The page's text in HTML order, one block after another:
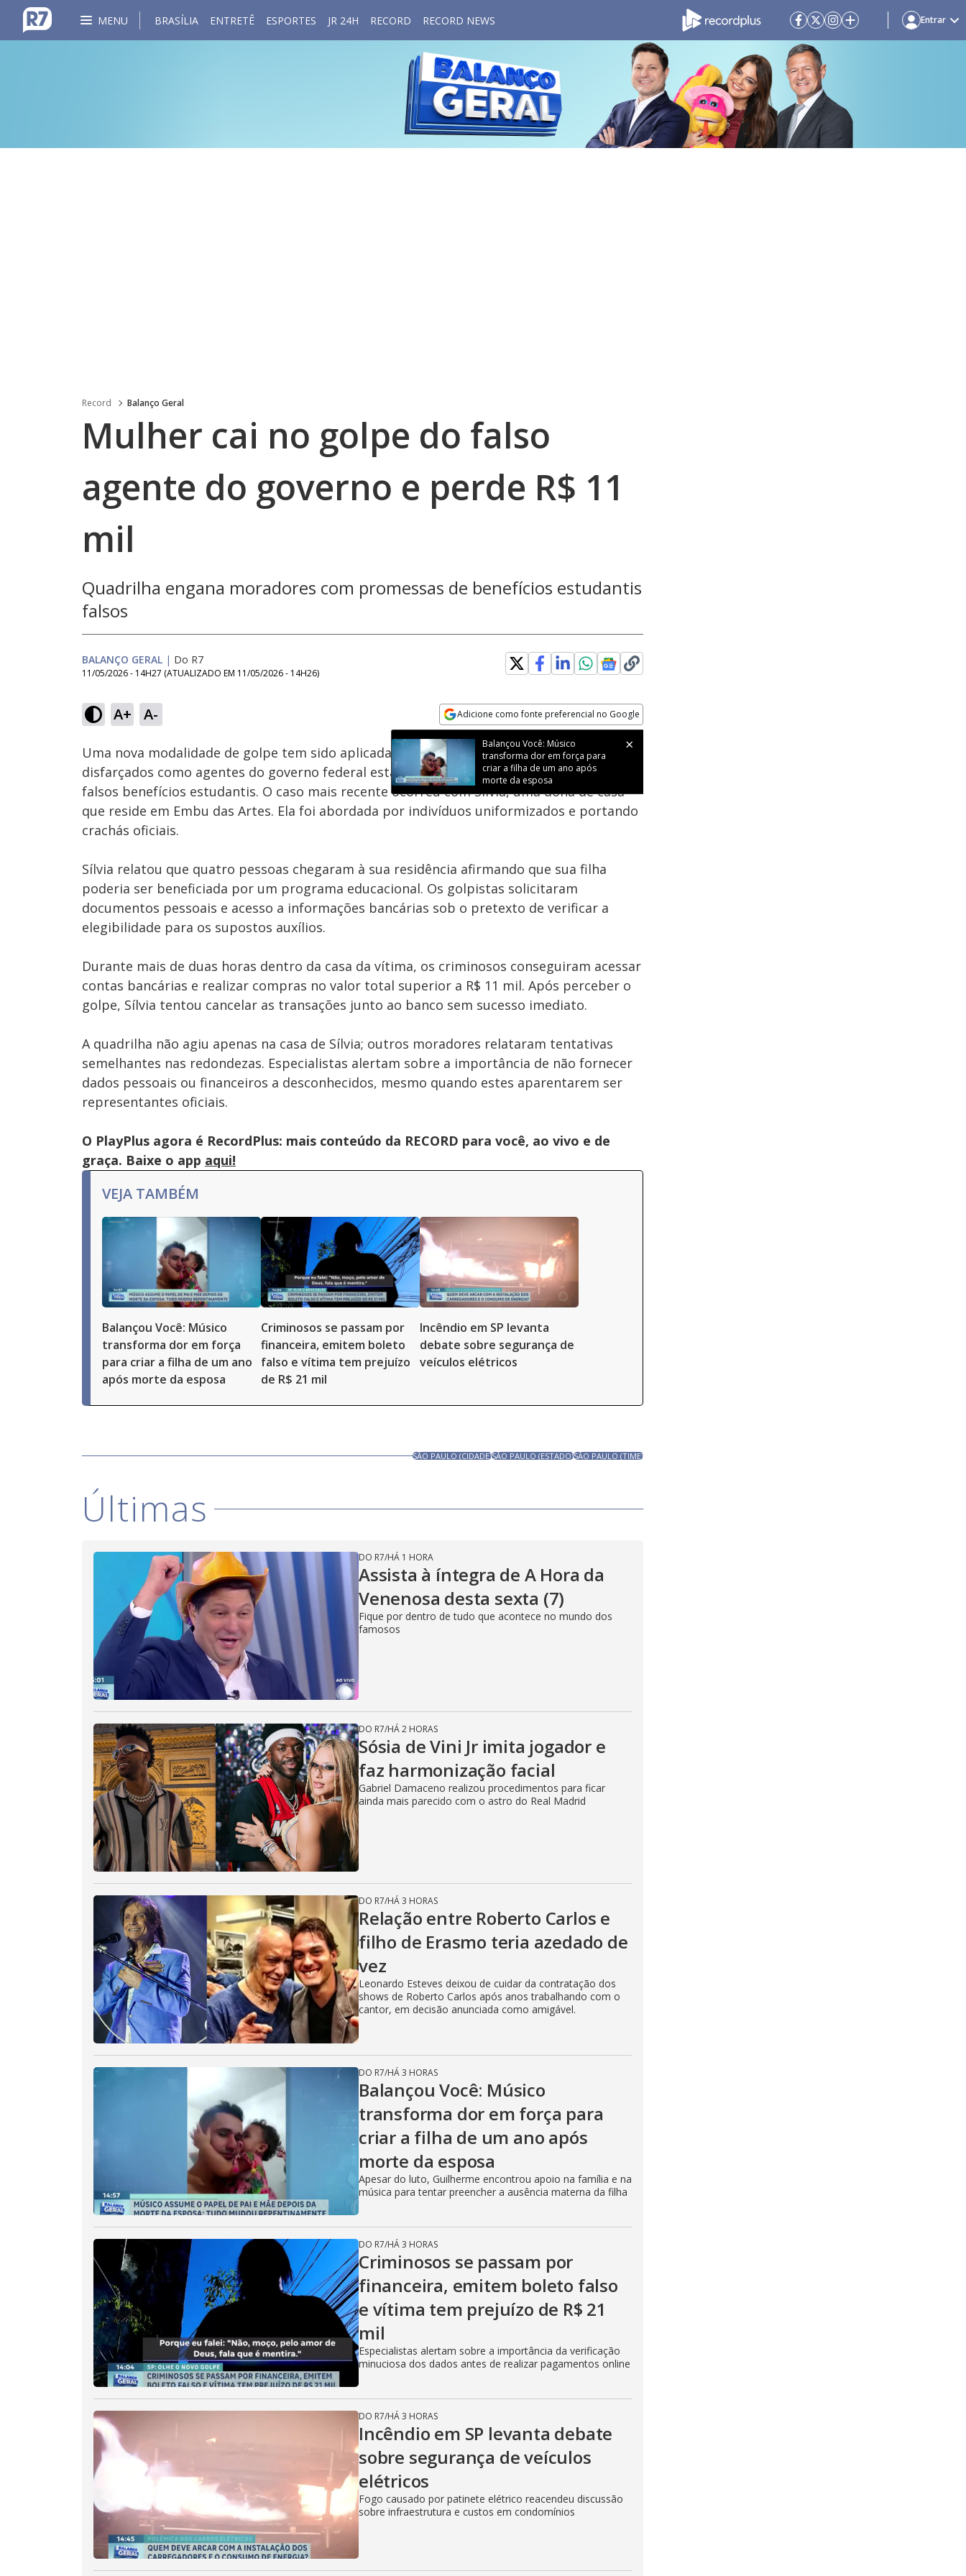
MENU BRASÍLIA ENTRETÊ ESPORTES JR 24H RECORD RECORD NEWS Entrar
Record Balanço Geral
Mulher cai no golpe do falso
agente do governo e perde R$ 11
mil
Quadrilha engana moradores com promessas de benefícios estudantis
falsos
BALANÇO GERAL | Do R7
11/05/2026 - 14H27 (ATUALIZADO EM 11/05/2026 - 14H26)
A+ A- Adicione como fonte preferencial no Google
Opens in new window
Balançou Você: Músico
transforma dor em força para
criar a filha de um ano após
morte da esposa
Ativar
Som
16.62%
Velocidade
Uma nova modalidade de golpe tem sido aplicada na GrandeSão Paulo. Criminosos
disfarçados como agentes do governo federal estão enganando moradores ao oferecerem
falsos benefícios estudantis. O caso mais recente ocorreu com Sílvia, uma dona de casa
que reside em Embu das Artes. Ela foi abordada por indivíduos uniformizados e portando
crachás oficiais.
Sílvia relatou que quatro pessoas chegaram à sua residência afirmando que sua filha
poderia ser beneficiada por um programa educacional. Os golpistas solicitaram
documentos pessoais e acesso a informações bancárias sob o pretexto de verificar a
elegibilidade para os supostos auxílios.
Durante mais de duas horas dentro da casa da vítima, os criminosos conseguiram acessar
contas bancárias e realizar compras no valor total superior a R$ 11 mil. Após perceber o
golpe, Sílvia tentou cancelar as transações junto ao banco sem sucesso imediato.
A quadrilha não agiu apenas na casa de Sílvia; outros moradores relataram tentativas
semelhantes nas redondezas. Especialistas alertam sobre a importância de não fornecer
dados pessoais ou financeiros a desconhecidos, mesmo quando estes aparentarem ser
representantes oficiais.
O PlayPlus agora é RecordPlus: mais conteúdo da RECORD para você, ao vivo e de
graça. Baixe o app aqui!
VEJA TAMBÉM
Balançou Você: Músico
transforma dor em força
para criar a filha de um ano
após morte da esposa
Criminosos se passam por
financeira, emitem boleto
falso e vítima tem prejuízo
de R$ 21 mil
Incêndio em SP levanta
debate sobre segurança de
veículos elétricos
SÃO PAULO (CIDADE)SÃO PAULO (ESTADO)SÃO PAULO (TIME)
Últimas
DO R7/HÁ 1 HORA
Assista à íntegra de A Hora da
Venenosa desta sexta (7)
Fique por dentro de tudo que acontece no mundo dos
famosos
DO R7/HÁ 2 HORAS
Sósia de Vini Jr imita jogador e
faz harmonização facial
Gabriel Damaceno realizou procedimentos para ficar
ainda mais parecido com o astro do Real Madrid
DO R7/HÁ 3 HORAS
Relação entre Roberto Carlos e
filho de Erasmo teria azedado de
vez
Leonardo Esteves deixou de cuidar da contratação dos
shows de Roberto Carlos após anos trabalhando com o
cantor, em decisão anunciada como amigável.
DO R7/HÁ 3 HORAS
Balançou Você: Músico
transforma dor em força para
criar a filha de um ano após
morte da esposa
Apesar do luto, Guilherme encontrou apoio na família e na
música para tentar preencher a ausência materna da filha
DO R7/HÁ 3 HORAS
Criminosos se passam por
financeira, emitem boleto falso
e vítima tem prejuízo de R$ 21
mil
Especialistas alertam sobre a importância da verificação
minuciosa dos dados antes de realizar pagamentos online
DO R7/HÁ 3 HORAS
Incêndio em SP levanta debate
sobre segurança de veículos
elétricos
Fogo causado por patinete elétrico reacendeu discussão
sobre infraestrutura e custos em condomínios